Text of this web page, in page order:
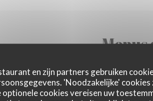
en zijn partners gebruiken
'Noodzakelijke'
optionele cookies vereisen uw
cuisine préparée par nos soins . Des